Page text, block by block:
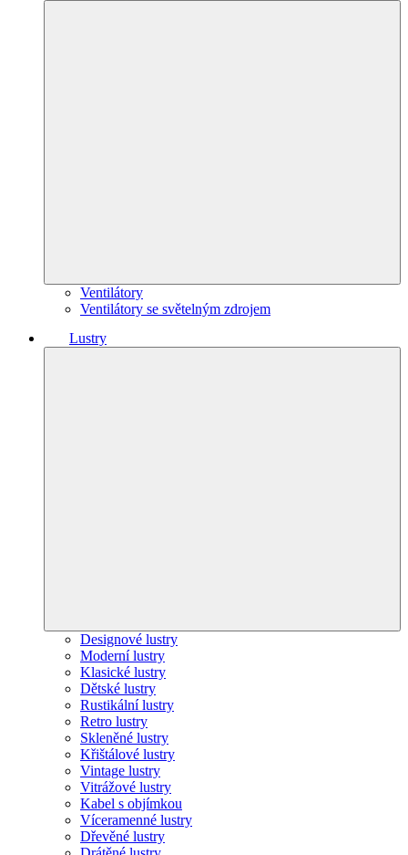
Ventilátory
Ventilátory se světelným zdrojem
Lustry
Designové lustry
Moderní lustry
Klasické lustry
Dětské lustry
Rustikální lustry
Retro lustry
Skleněné lustry
Křištálové lustry
Vintage lustry
Vitrážové lustry
Kabel s objímkou
Víceramenné lustry
Dřevěné lustry